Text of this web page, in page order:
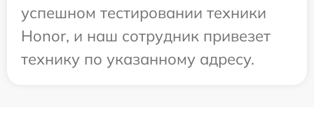
успешном тестировании техники
Honor, и наш сотрудник привезет
технику по указанному адресу.